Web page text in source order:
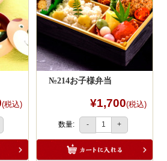
ご来店引渡しでお茶のサービ
のＷＥＢ注文に限ります。
お申し付けください。
(税込)
№214お子様弁当
¥1,700(税込)
数量: - +